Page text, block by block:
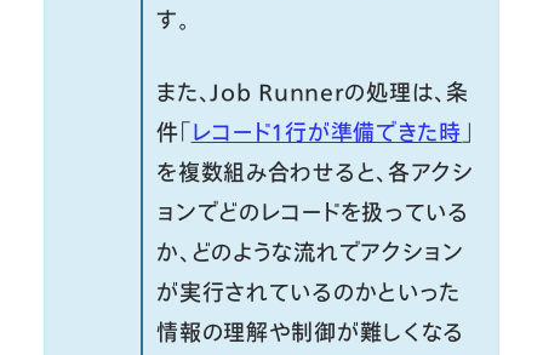
す。
また、Job Runnerの処理は、条
件「レコード１行が準備できた時 」
を複数組み合わせると、各アクシ
ョンでどのレコードを扱っている
か、どのような流れでアクション
が実行されているのかといった
情報の理解や制御が難しくなる